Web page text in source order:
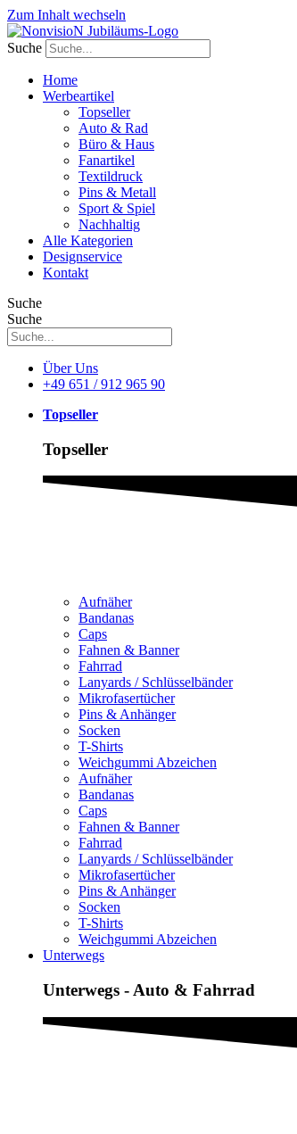
Zum Inhalt wechseln
Suche
Home
Werbeartikel
Topseller
Auto & Rad
Büro & Haus
Fanartikel
Textildruck
Pins & Metall
Sport & Spiel
Nachhaltig
Alle Kategorien
Designservice
Kontakt
Suche
Suche
Über Uns
+49 651 / 912 965 90
Topseller
Topseller
Aufnäher
Bandanas
Caps
Fahnen & Banner
Fahrrad
Lanyards / Schlüsselbänder
Mikrofasertücher
Pins & Anhänger
Socken
T-Shirts
Weichgummi Abzeichen
Aufnäher
Bandanas
Caps
Fahnen & Banner
Fahrrad
Lanyards / Schlüsselbänder
Mikrofasertücher
Pins & Anhänger
Socken
T-Shirts
Weichgummi Abzeichen
Unterwegs
Unterwegs - Auto & Fahrrad